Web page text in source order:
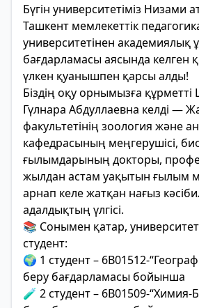
Бүгін университетіміз Низами
Ташкент мемлекеттік
университетінен академиялық
бағдарламасы аясында келген
үлкен қуанышпен қарсы алды!
Біздің оқу орнымызға
Гүлнара Абдуллаевна келді —
факультетінің зоология және
кафедрасының меңгерушісі,
ғылымдарының докторы,
жылдан астам уақытын ғылым
арнап келе жатқан нағыз
адалдықтың үлгісі.
📚 Сонымен қатар,
студент:
🌍 1 студент – 6В01512-
беру бағдарламасы бойынша
🧪 2 студент – 6В01509-“Химия-